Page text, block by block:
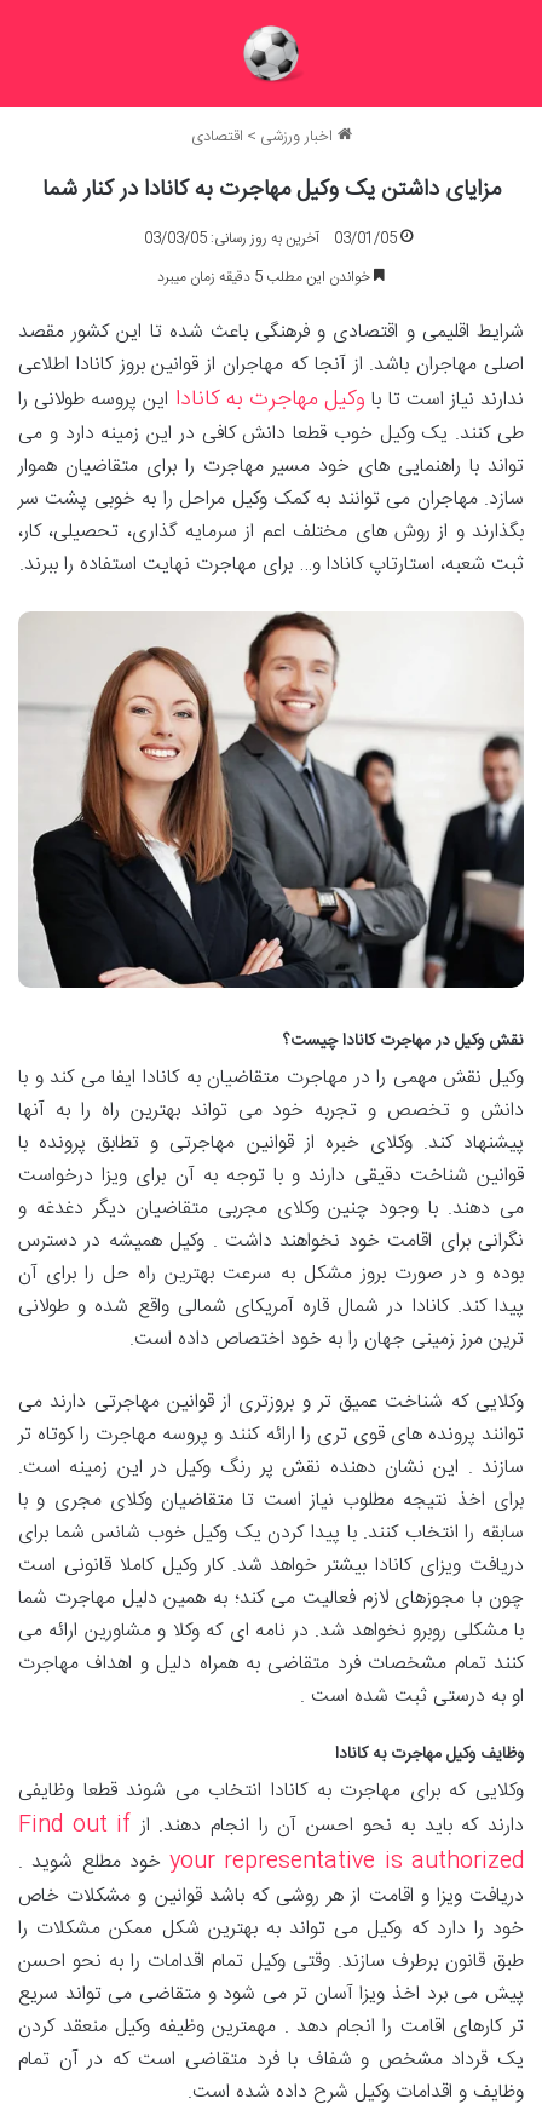
اخبار ورزشی > اقتصادی
مزایای داشتن یک وکیل مهاجرت به کانادا در کنار شما
03/01/05
آخرین به روز رسانی: 03/03/05
خواندن این مطلب 5 دقیقه زمان میبرد
شرایط اقلیمی و اقتصادی و فرهنگی باعث شده تا این کشور مقصد
اصلی مهاجران باشد. از آنجا که مهاجران از قوانین بروز کانادا اطلاعی
ندارند نیاز است تا با وکیل مهاجرت به کانادا این پروسه طولانی را
طی کنند. یک وکیل خوب قطعا دانش کافی در این زمینه دارد و می
تواند با راهنمایی های خود مسیر مهاجرت را برای متقاضیان هموار
سازد. مهاجران می توانند به کمک وکیل مراحل را به خوبی پشت سر
بگذارند و از روش های مختلف اعم از سرمایه گذاری، تحصیلی، کار،
ثبت شعبه، استارتاپ کانادا و… برای مهاجرت نهایت استفاده را ببرند.
نقش وکیل در مهاجرت کانادا چیست؟
وکیل نقش مهمی را در مهاجرت متقاضیان به کانادا ایفا می کند و با
دانش و تخصص و تجربه خود می تواند بهترین راه را به آنها
پیشنهاد کند. وکلای خبره از قوانین مهاجرتی و تطابق پرونده با
قوانین شناخت دقیقی دارند و با توجه به آن برای ویزا درخواست
می دهند. با وجود چنین وکلای مجربی متقاضیان دیگر دغدغه و
نگرانی برای اقامت خود نخواهند داشت . وکیل همیشه در دسترس
بوده و در صورت بروز مشکل به سرعت بهترین راه حل را برای آن
پیدا کند. کانادا در شمال قاره آمریکای شمالی واقع شده و طولانی
ترین مرز زمینی جهان را به خود اختصاص داده است.
وکلایی که شناخت عمیق تر و بروزتری از قوانین مهاجرتی دارند می
توانند پرونده های قوی تری را ارائه کنند و پروسه مهاجرت را کوتاه تر
سازند . این نشان دهنده نقش پر رنگ وکیل در این زمینه است.
برای اخذ نتیجه مطلوب نیاز است تا متقاضیان وکلای مجری و با
سابقه را انتخاب کنند. با پیدا کردن یک وکیل خوب شانس شما برای
دریافت ویزای کانادا بیشتر خواهد شد. کار وکیل کاملا قانونی است
چون با مجوزهای لازم فعالیت می کند؛ به همین دلیل مهاجرت شما
با مشکلی روبرو نخواهد شد. در نامه ای که وکلا و مشاورین ارائه می
کنند تمام مشخصات فرد متقاضی به همراه دلیل و اهداف مهاجرت
او به درستی ثبت شده است .
وظایف وکیل مهاجرت به کانادا
وکلایی که برای مهاجرت به کانادا انتخاب می شوند قطعا وظایفی
دارند که باید به نحو احسن آن را انجام دهند. از Find out if
your representative is authorizedخود مطلع شوید .
دریافت ویزا و اقامت از هر روشی که باشد قوانین و مشکلات خاص
خود را دارد که وکیل می تواند به بهترین شکل ممکن مشکلات را
طبق قانون برطرف سازند. وقتی وکیل تمام اقدامات را به نحو احسن
پیش می برد اخذ ویزا آسان تر می شود و متقاضی می تواند سریع
تر کارهای اقامت را انجام دهد . مهمترین وظیفه وکیل منعقد کردن
یک قرداد مشخص و شفاف با فرد متقاضی است که در آن تمام
وظایف و اقدامات وکیل شرح داده شده است.